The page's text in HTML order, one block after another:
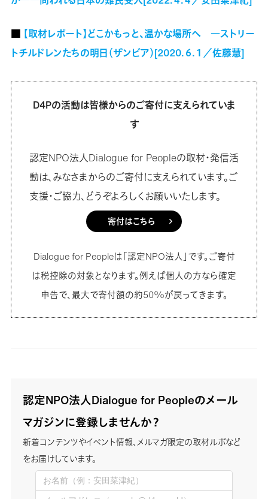
■ 【取材レポート】どこかもっと、温かな場所へ ―ストリー
トチルドレンたちの明日（ザンビア）[2020.６.１／佐藤慧]
D4Pの活動は皆様からのご寄付に支えられていま
す
認定NPO法人Dialogue for Peopleの取材・発信活
動は、みなさまからのご寄付に支えられています。ご
支援・ご協力、どうぞよろしくお願いいたします。
寄付はこちら
Dialogue for Peopleは「認定NPO法人」です。ご寄付
は税控除の対象となります。例えば個人の方なら確定
申告で、最大で寄付額の約50%が戻ってきます。
認定NPO法人Dialogue for Peopleのメール
マガジンに登録しませんか？
新着コンテンツやイベント情報、メルマガ限定の取材ルポなど
をお届けしています。